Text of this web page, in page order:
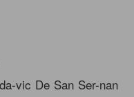
vic De San Ser-nan